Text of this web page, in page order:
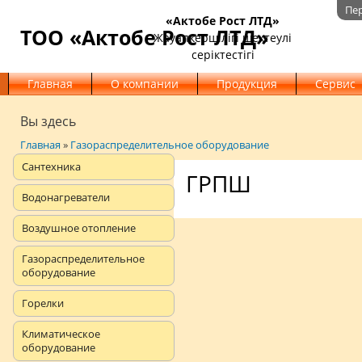
ТОО «Актобе Рост ЛТД»
«Актобе Рост ЛТД»
Жауапкершілігі шектеулі
серіктестігі
Главная
О компании Продукция Сервис
Вы здесь
Главная» Газораспределительное оборудование
Сантехника
Водонагреватели
Воздушное отопление
Газораспределительное
оборудование
Горелки
Климатическое
оборудование
ГРПШ